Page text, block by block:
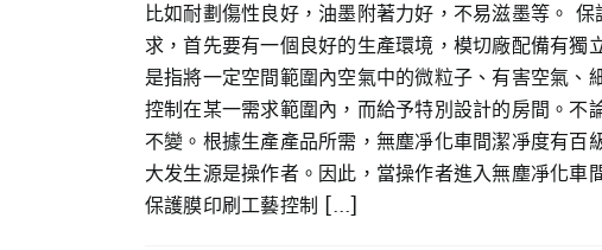
比如耐劃傷性良好，油墨附著力好，不易滋墨等。
求，首先要有一個良好的生產環境，模切廠配備有
是指將一定空間範圍內空氣中的微粒子、有害空氣
控制在某一需求範圍內，而給予特別設計的房間。
不變。根據生產產品所需，無塵凈化車間潔凈度有
大发生源是操作者。因此，當操作者進入無塵凈化車
保護膜印刷工藝控制 [...]